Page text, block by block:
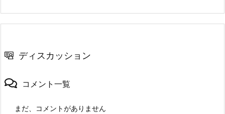
ディスカッション
コメント一覧
まだ、コメントがありません